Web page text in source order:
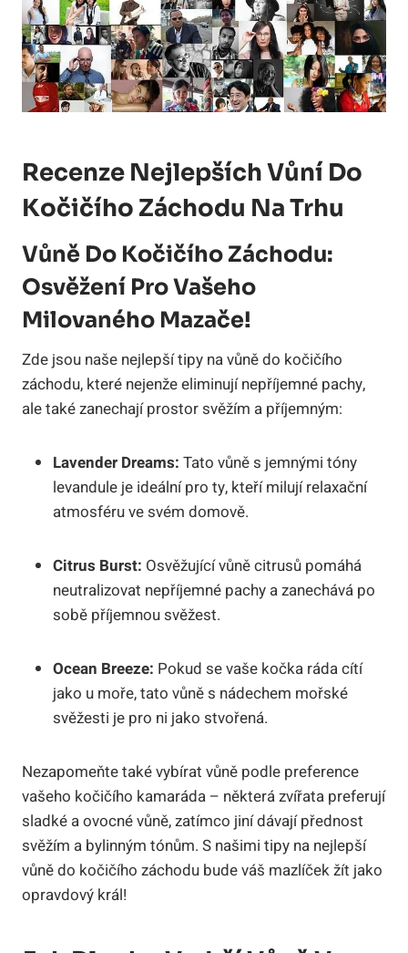
Recenze Nejlepších Vůní Do
Kočičího Záchodu Na Trhu
Vůně Do Kočičího Záchodu:
Osvěžení Pro Vašeho
Milovaného Mazače!
Zde jsou naše nejlepší tipy na vůně do kočičího
záchodu, které nejenže eliminují nepříjemné pachy,
ale také zanechají prostor svěžím a příjemným:
Lavender Dreams: Tato vůně s jemnými tóny
levandule je ideální pro ty, kteří milují relaxační
atmosféru ve svém domově.
Citrus Burst: Osvěžující vůně citrusů pomáhá
neutralizovat nepříjemné pachy a zanechává po
sobě příjemnou svěžest.
Ocean Breeze: Pokud se vaše kočka ráda cítí
jako u moře, tato vůně s nádechem mořské
svěžesti je pro ni jako stvořená.
Nezapomeňte také vybírat vůně podle preference
vašeho kočičího kamaráda – některá zvířata preferují
sladké a ovocné vůně, zatímco jiní dávají přednost
svěžím a bylinným tónům. S našimi tipy na nejlepší
vůně do kočičího záchodu bude váš mazlíček žít jako
opravdový král!